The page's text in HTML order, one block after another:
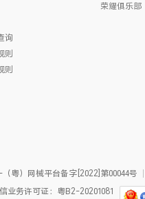
询
则
则
荣耀俱乐部
粤）网械平台备字[2022]第00044号
业务许可证：粤B2-20201081